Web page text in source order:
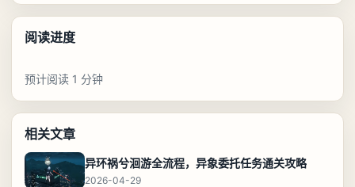
阅读进度
预计阅读 1 分钟
相关文章
异环祸兮洄游全流程，异象委托任务通关攻略
2026-04-29